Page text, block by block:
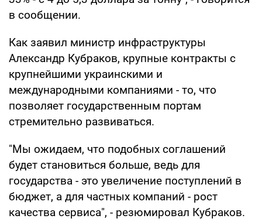
в сообщении.
Как заявил министр инфраструктуры
Александр Кубраков, крупные контракты с
крупнейшими украинскими и
международными компаниями - то, что
позволяет государственным портам
стремительно развиваться.
"Мы ожидаем, что подобных соглашений
будет становиться больше, ведь для
государства - это увеличение поступлений в
бюджет, а для частных компаний - рост
качества сервиса", - резюмировал Кубраков.